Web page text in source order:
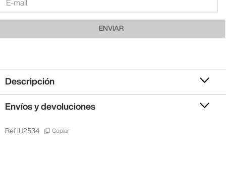
ENVIAR
Descripción
Envíos y devoluciones
Ref IU2534 Copiar